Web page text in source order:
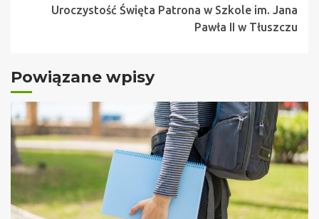
Uroczystość Święta Patrona w Szkole im. Jana
Pawła II w Tłuszczu
Powiązane wpisy